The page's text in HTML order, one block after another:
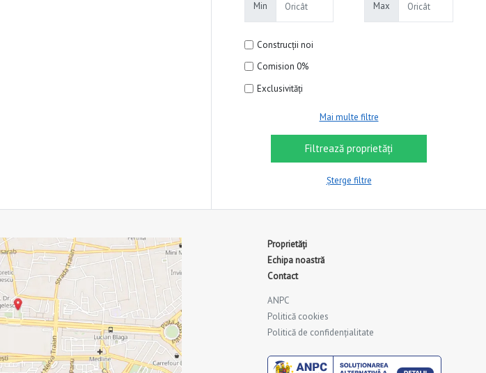
Min Max
Construcții noi
Comision 0%
Exclusivități
Mai multe filtre
Șterge filtre
Proprietăți
Echipa noastră
Contact
ANPC
Politică cookies
Politică de confidențialitate